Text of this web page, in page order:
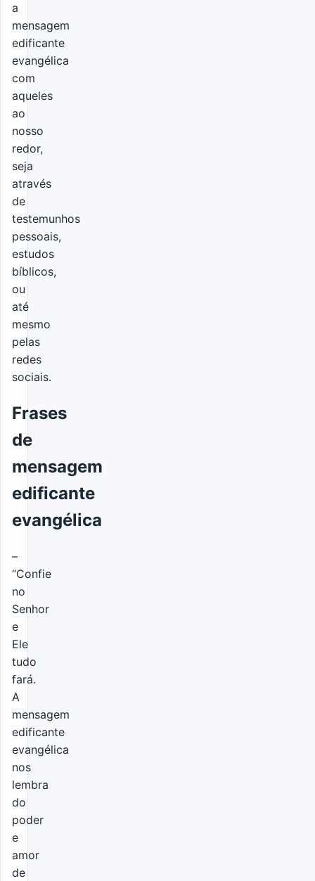
a
mensagem
edificante
evangélica
com
aqueles
ao
nosso
redor,
seja
através
de
testemunhos
pessoais,
estudos
bíblicos,
ou
até
mesmo
pelas
redes
sociais.
Frases
de
mensagem
edificante
evangélica
–
“Confie
no
Senhor
e
Ele
tudo
fará.
A
mensagem
edificante
evangélica
nos
lembra
do
poder
e
amor
de